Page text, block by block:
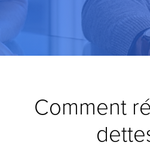
Comment